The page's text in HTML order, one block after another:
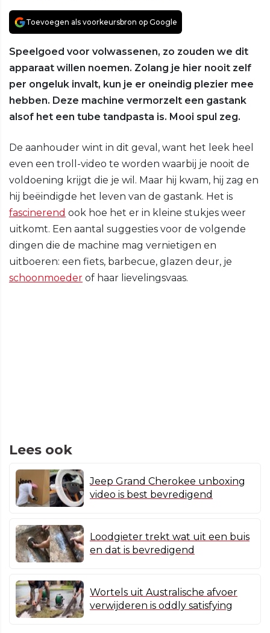
Toevoegen als voorkeursbron op Google
Speelgoed voor volwassenen, zo zouden we dit
apparaat willen noemen. Zolang je hier nooit zelf
per ongeluk invalt, kun je er oneindig plezier mee
hebben. Deze machine vermorzelt een gastank
alsof het een tube tandpasta is. Mooi spul zeg.
De aanhouder wint in dit geval, want het leek heel
even een troll-video te worden waarbij je nooit de
voldoening krijgt die je wil. Maar hij kwam, hij zag en
hij beëindigde het leven van de gastank. Het is
fascinerend ook hoe het er in kleine stukjes weer
uitkomt. Een aantal suggesties voor de volgende
dingen die de machine mag vernietigen en
uitboeren: een fiets, barbecue, glazen deur, je
schoonmoeder of haar lievelingsvaas.
Lees ook
Jeep Grand Cherokee unboxing
video is best bevredigend
Loodgieter trekt wat uit een buis
en dat is bevredigend
Wortels uit Australische afvoer
verwijderen is oddly satisfying